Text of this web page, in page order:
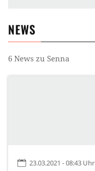
NEWS
6 News zu Senna
23.03.2021 - 08:43 Uhr